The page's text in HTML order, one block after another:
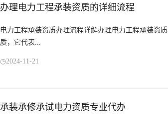
办理电力工程承装资质的详细流程
电力工程承装资质办理流程详解办理电力工程承装资
质，它代表...
2024-11-21
承装承修承试电力资质专业代办